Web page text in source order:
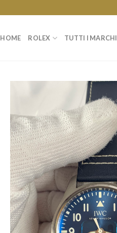
HOME ROLEX TUTTI I MARCHI